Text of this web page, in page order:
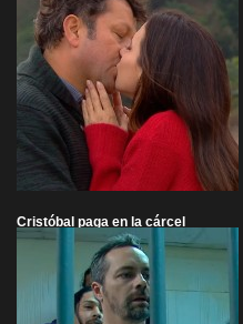
Cristóbal paga en la cárcel